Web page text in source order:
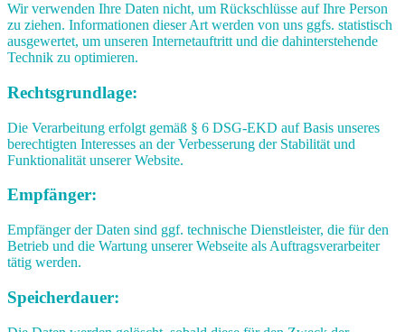
Wir verwenden Ihre Daten nicht, um Rückschlüsse auf Ihre Person
zu ziehen. Informationen dieser Art werden von uns ggfs. statistisch
ausgewertet, um unseren Internetauftritt und die dahinterstehende
Technik zu optimieren.
Rechtsgrundlage:
Die Verarbeitung erfolgt gemäß § 6 DSG-EKD auf Basis unseres
berechtigten Interesses an der Verbesserung der Stabilität und
Funktionalität unserer Website.
Empfänger:
Empfänger der Daten sind ggf. technische Dienstleister, die für den
Betrieb und die Wartung unserer Webseite als Auftragsverarbeiter
tätig werden.
Speicherdauer: